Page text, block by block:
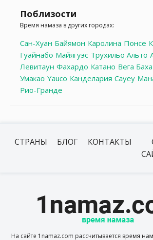
Поблизости
Время намаза в других городах:
Сан-Хуан Байямон Каролина Понсе
Гуайнабо Майягуэс Трухильо Альто
Левитаун Фахардо Катано Вега Баха
Умакао Yauco Канделария Cayey
Рио-Гранде
СТРАНЫ БЛОГ КОНТАКТЫ
На сайте 1namaz.com рассчитывается время